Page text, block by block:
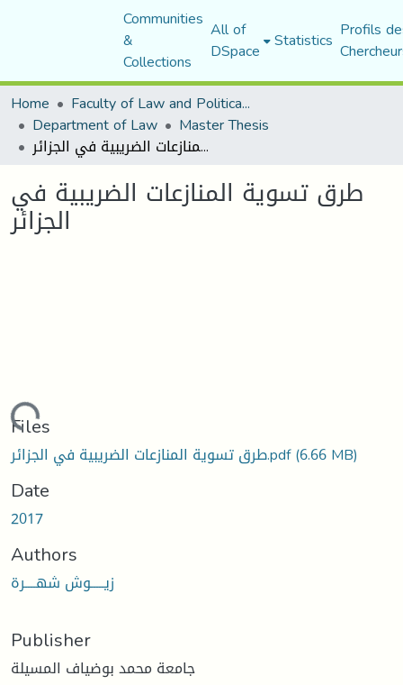
Communities
&
Collections
All of
DSpace Statistics Profils
Home
Faculty of Law and Political Science
Department of Law Master Thesis
طرق تسوية المنازعات الضريبية في الجزائر
طرق تسوية المنازعات الضريبية في
الجزائر
Files
طرق تسوية المنازعات الضريبية في الجزائر.pdf(6.66 MB)
Date
2017
Authors
زيـــــوش شهــــرة
Publisher
جامعة محمد بوضياف المسيلة